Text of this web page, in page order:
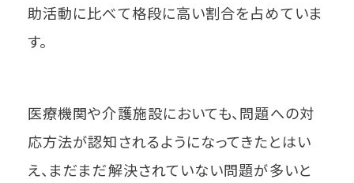
助活動に比べて格段に高い割合を占めていま
す。
医療機関や介護施設においても、問題への対
応方法が認知されるようになってきたとはい
え、まだまだ解決されていない問題が多いと